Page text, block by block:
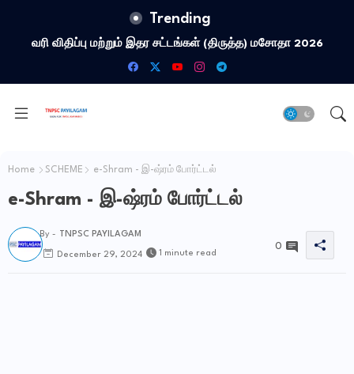
Trending
வரி விதிப்பு மற்றும் இதர சட்​டங்​கள் (திருத்த) மசோதா 2026
Home SCHEME e-Shram - இ-ஷ்ரம் போர்ட்டல்
e-Shram - இ-ஷ்ரம் போர்ட்டல்
By - TNPSC PAYILAGAM
December 29, 2024 1 minute read
0